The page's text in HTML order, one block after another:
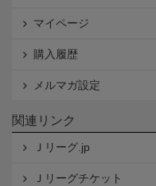
マイページ
購入履歴
メルマガ設定
関連リンク
Ｊリーグ.jp
Ｊリーグチケット